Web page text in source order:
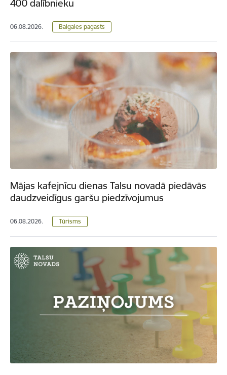
400 dalībnieku
06.08.2026. Balgales pagasts
Mājas kafejnīcu dienas Talsu novadā piedāvās
daudzveidīgus garšu piedzīvojumus
06.08.2026. Tūrisms